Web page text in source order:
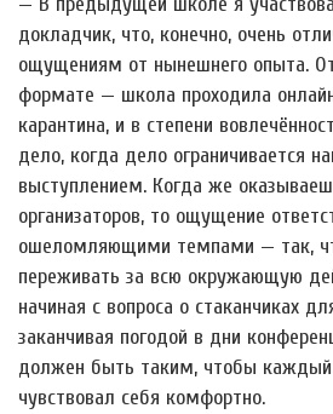
докладчик, что, конечно, очень
ощущениям от нынешнего опыта.
формате — школа проходила
карантина, и в степени
дело, когда дело ограничивается
выступлением. Когда же
организаторов, то ощущение
ошеломляющими темпами — так,
переживать за всю окружающую
начиная с вопроса о стаканчиках
заканчивая погодой в дни
должен быть таким, чтобы
чувствовал себя комфортно.